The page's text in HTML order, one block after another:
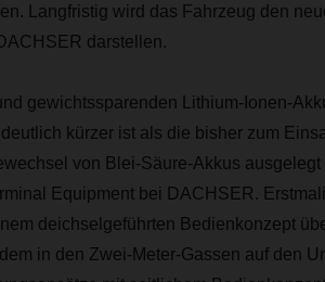
Langfristig wird das Fahrzeug den
darstellen.
gewichtssparenden Lithium-Ionen-
kürzer ist als die bisher zum
von Blei-Säure-Akkus ausgelegt
Equipment bei DACHSER.
deichselgeführten Bedienkonzept
in den Zwei-Meter-Gassen auf den